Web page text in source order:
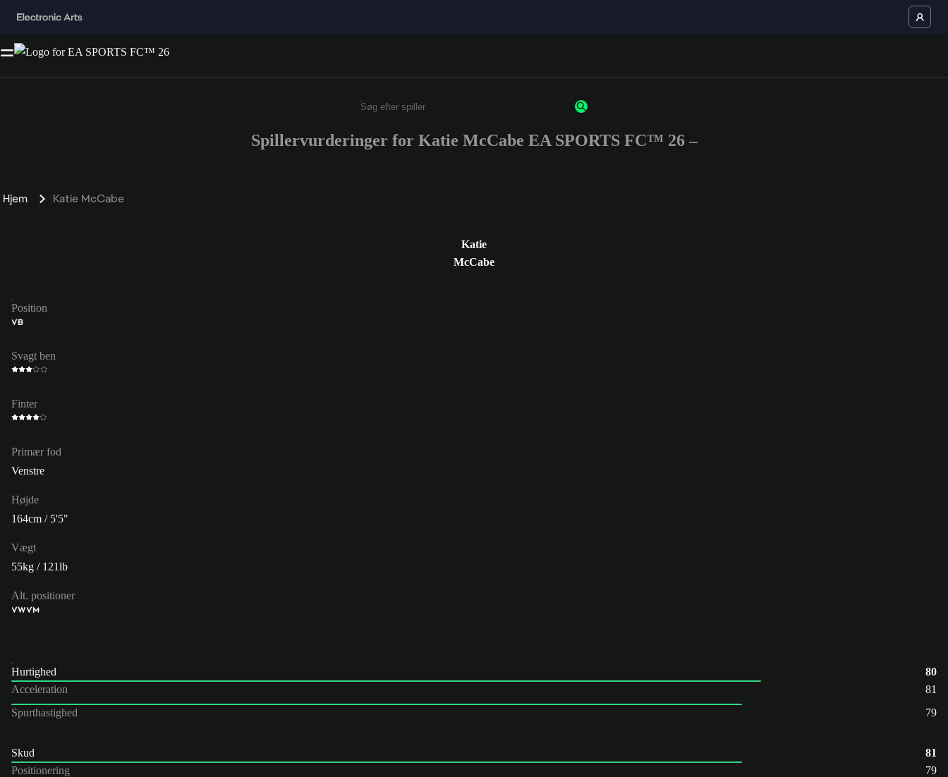
Enter a minimum of 3 characters or numbers
Spillervurderinger for Katie McCabe EA SPORTS FC™ 26 –
Hjem Katie McCabe
Katie
McCabe
Position
VB
Svagt ben
Finter
Primær fod
Venstre
Højde
164cm / 5'5"
Vægt
55kg / 121lb
Alt. positioner
VWVM
Hurtighed
80
Acceleration
81
Spurthastighed
79
Skud
81
Positionering
79